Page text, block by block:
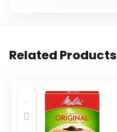
Related Products